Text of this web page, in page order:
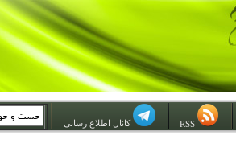
کانال اطلاع رسانی